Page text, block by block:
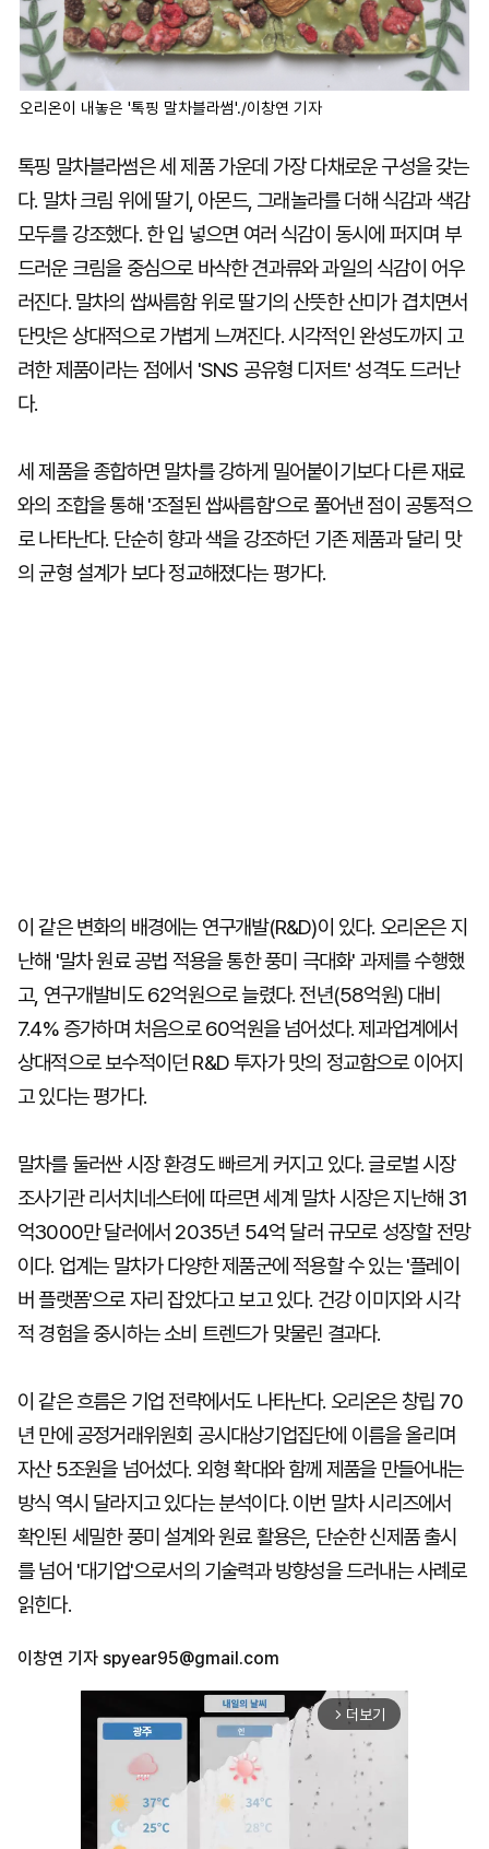
오리온이 내놓은 '톡핑 말차블라썸'./이창연 기자
톡핑 말차블라썸은 세 제품 가운데 가장 다채로운 구성을 갖는
다. 말차 크림 위에 딸기, 아몬드, 그래놀라를 더해 식감과 색감
모두를 강조했다. 한 입 넣으면 여러 식감이 동시에 퍼지며 부
드러운 크림을 중심으로 바삭한 견과류와 과일의 식감이 어우
러진다. 말차의 쌉싸름함 위로 딸기의 산뜻한 산미가 겹치면서
단맛은 상대적으로 가볍게 느껴진다. 시각적인 완성도까지 고
려한 제품이라는 점에서 'SNS 공유형 디저트' 성격도 드러난
다.
세 제품을 종합하면 말차를 강하게 밀어붙이기보다 다른 재료
와의 조합을 통해 '조절된 쌉싸름함'으로 풀어낸 점이 공통적으
로 나타난다. 단순히 향과 색을 강조하던 기존 제품과 달리 맛
의 균형 설계가 보다 정교해졌다는 평가다.
이 같은 변화의 배경에는 연구개발(R&D)이 있다. 오리온은 지
난해 '말차 원료 공법 적용을 통한 풍미 극대화' 과제를 수행했
고, 연구개발비도 62억원으로 늘렸다. 전년(58억원) 대비
7.4% 증가하며 처음으로 60억원을 넘어섰다. 제과업계에서
상대적으로 보수적이던 R&D 투자가 맛의 정교함으로 이어지
고 있다는 평가다.
말차를 둘러싼 시장 환경도 빠르게 커지고 있다. 글로벌 시장
조사기관 리서치네스터에 따르면 세계 말차 시장은 지난해 31
억3000만 달러에서 2035년 54억 달러 규모로 성장할 전망
이다. 업계는 말차가 다양한 제품군에 적용할 수 있는 '플레이
버 플랫폼'으로 자리 잡았다고 보고 있다. 건강 이미지와 시각
적 경험을 중시하는 소비 트렌드가 맞물린 결과다.
이 같은 흐름은 기업 전략에서도 나타난다. 오리온은 창립 70
년 만에 공정거래위원회 공시대상기업집단에 이름을 올리며
자산 5조원을 넘어섰다. 외형 확대와 함께 제품을 만들어내는
방식 역시 달라지고 있다는 분석이다. 이번 말차 시리즈에서
확인된 세밀한 풍미 설계와 원료 활용은, 단순한 신제품 출시
를 넘어 '대기업'으로서의 기술력과 방향성을 드러내는 사례로
읽힌다.
이창연 기자 spyear95@gmail.com
arrow_forward_ios 더보기